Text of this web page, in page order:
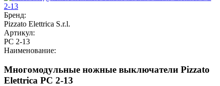
Бренд:
Pizzato Elettrica S.r.l.
Артикул:
PC 2-13
Наименование:
Многомодульные ножные выключатели Pizzato
Elettrica PC 2-13